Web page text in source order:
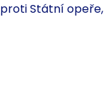
Státní